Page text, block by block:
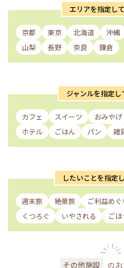
エリアを指定し
京都 東京 北海道 沖縄
山梨
長野 奈良 鎌倉
ジャンルを指定し
カフェ スイーツ おみやげ
ホテル
ごはん パン 雑
したいことを指定
週末旅 絶景旅 ご利益めぐ
くつろぐ
いやされる ご
その他施設 の